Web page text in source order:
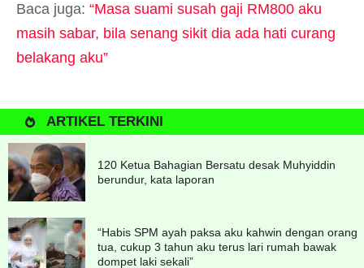
Baca juga: “Masa suami susah gaji RM800 aku
masih sabar, bila senang sikit dia ada hati curang
belakang aku”
ARTIKEL TERKINI
120 Ketua Bahagian Bersatu desak Muhyiddin
berundur, kata laporan
“Habis SPM ayah paksa aku kahwin dengan orang
tua, cukup 3 tahun aku terus lari rumah bawak
dompet laki sekali”